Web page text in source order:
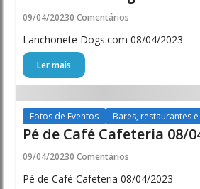
09/04/20230 Comentários
Lanchonete Dogs.com 08/04/2023
Ler mais
Fotos de Eventos Bares, restaurantes
Pé de Café Cafeteria 08/
09/04/20230 Comentários
Pé de Café Cafeteria 08/04/2023